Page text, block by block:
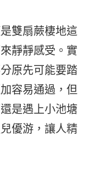
雙扇蕨棲地這
靜靜感受。實
原先可能要踏
容易通過，但
是遇上小池塘
優游，讓人精